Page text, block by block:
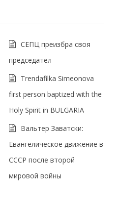
СЕПЦ преизбра своя
председател
Trendafilka Simeonova
first person baptized with the
Holy Spirit in BULGARIA
Вальтер Заватски:
Евангелическое движение в
СССР после второй
мировой войны